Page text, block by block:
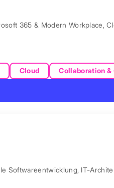
365 & Modern Workplace,
Cloud Collaboration &
Softwareentwicklung, IT-